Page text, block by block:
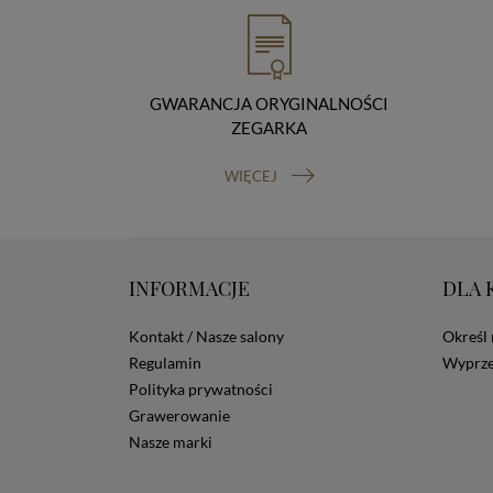
GWARANCJA ORYGINALNOŚCI
ZEGARKA
WIĘCEJ
INFORMACJE
Kontakt / Nasze salony
Regulamin
Polityka prywatności
Grawerowanie
Nasze marki
DLA
Określ